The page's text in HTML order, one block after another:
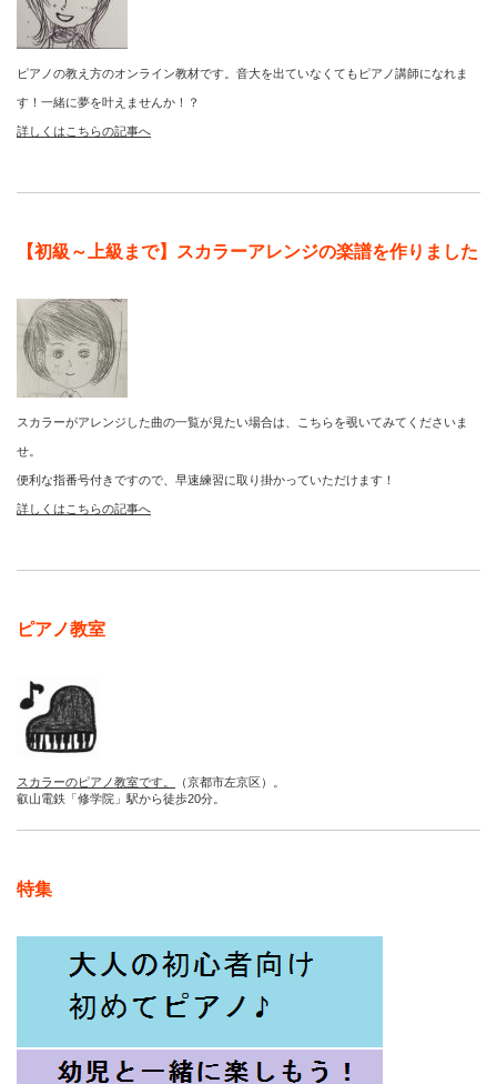
ピアノの教え方のオンライン教材です。音大を出ていなくてもピアノ講師になれま
す！一緒に夢を叶えませんか！？
詳しくはこちらの記事へ
【初級～上級まで】スカラーアレンジの楽譜を作りました
スカラーがアレンジした曲の一覧が見たい場合は、こちらを覗いてみてくださいま
せ。
便利な指番号付きですので、早速練習に取り掛かっていただけます！
詳しくはこちらの記事へ
ピアノ教室
スカラーのピアノ教室です。
（京都市左京区）。
叡山電鉄「修学院」駅から徒歩20分。
特集